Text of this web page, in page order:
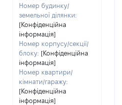
Номер будинку/
земельної ділянки:
[Конфіденційна
інформація]
Номер корпусу/секції/
блоку: [Конфіденційна
інформація]
Номер квартири/
кімнати/гаражу:
[Конфіденційна
інформація]